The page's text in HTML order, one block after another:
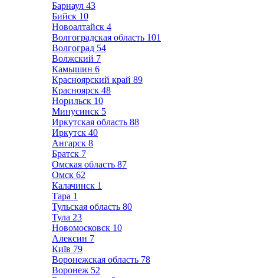
Барнаул 43
Бийск 10
Новоалтайск 4
Волгоградская область 101
Волгоград 54
Волжский 7
Камышин 6
Красноярский край 89
Красноярск 48
Норильск 10
Минусинск 5
Иркутская область 88
Иркутск 40
Ангарск 8
Братск 7
Омская область 87
Омск 62
Калачинск 1
Тара 1
Тульская область 80
Тула 23
Новомосковск 10
Алексин 7
Київ 79
Воронежская область 78
Воронеж 52